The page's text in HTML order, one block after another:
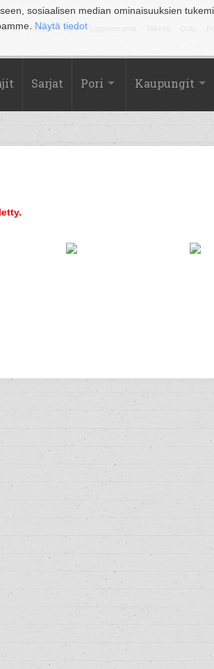
sosiaalisen median ominaisuuksien
Näytä tiedot
Kuopio Lahti
Sarjat Pori Kaupungit